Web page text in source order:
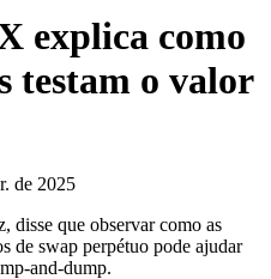
explica como
testam o valor
de 2025
que observar como as
de swap perpétuo pode ajudar
and-dump.